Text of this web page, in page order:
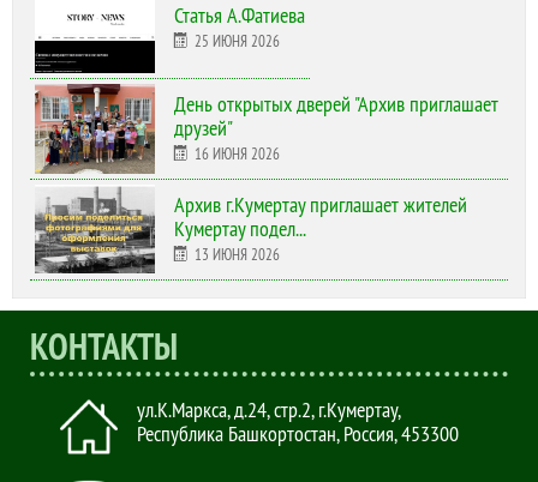
Статья А.Фатиева
25 ИЮНЯ 2026
День открытых дверей "Архив приглашает
друзей"
16 ИЮНЯ 2026
Архив г.Кумертау приглашает жителей
Кумертау подел...
13 ИЮНЯ 2026
КОНТАКТЫ
ул.К.Маркса, д.24, стр.2,г.Кумертау,
Республика Башкортостан, Россия,453300